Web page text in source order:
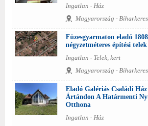
Ingatlan - Ház
Magyarország -
Füzesgyarmaton eladó 1808
négyzetméteres építési telek
Ingatlan - Telek, kert
Magyarország -
Eladó Galériás Családi Ház
Ártándon A Határmenti
Otthona
Ingatlan - Ház